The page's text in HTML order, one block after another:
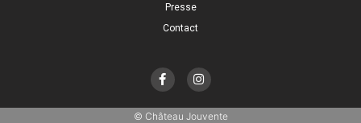
Presse
Contact
© Château Jouvente